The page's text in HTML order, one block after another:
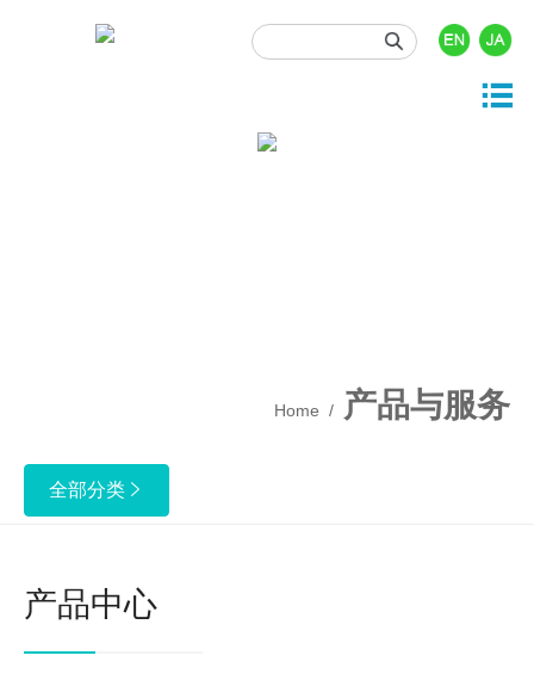

关于我们
产品与服务
新闻资讯
投资者关系
人力资源
Home / 产品与服务
全部分类 
产品中心